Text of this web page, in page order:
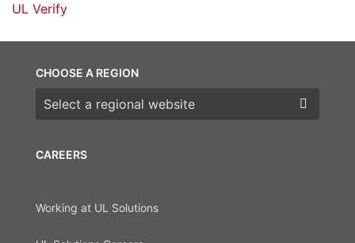
UL Verify
CAREERS
Working at UL Solutions
CHOOSE A REGION
Choose a region